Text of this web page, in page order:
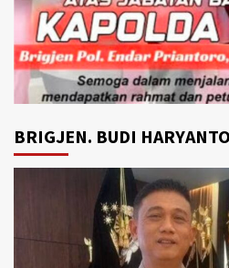
BRIGJEN. BUDI